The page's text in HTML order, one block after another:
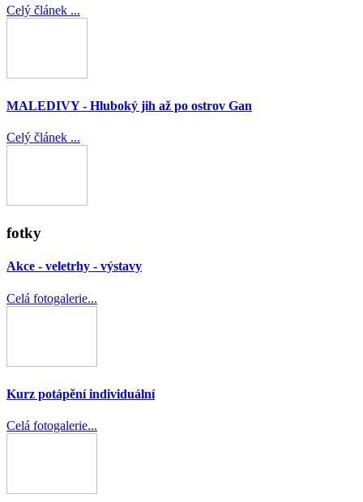
Celý článek ...
MALEDIVY - Hluboký jih až po ostrov Gan
Celý článek ...
fotky
Akce - veletrhy - výstavy
Celá fotogalerie...
Kurz potápění individuální
Celá fotogalerie...